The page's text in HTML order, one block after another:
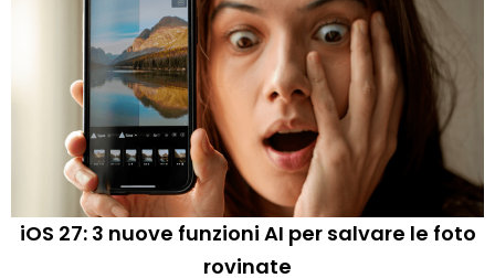
iOS 27: 3 nuove funzioni AI per salvare le foto
rovinate